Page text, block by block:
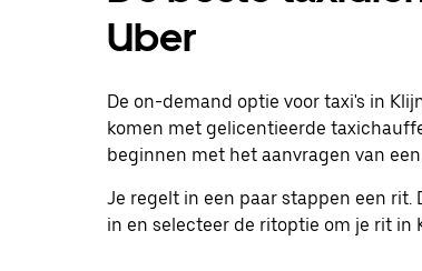
Druk
om
de
agenda
te
Uber
De on-demand optie voor taxi's in
komen met gelicentieerde
beginnen met het aanvragen van
Je regelt in een paar stappen een rit.
in en selecteer de ritoptie om je rit in